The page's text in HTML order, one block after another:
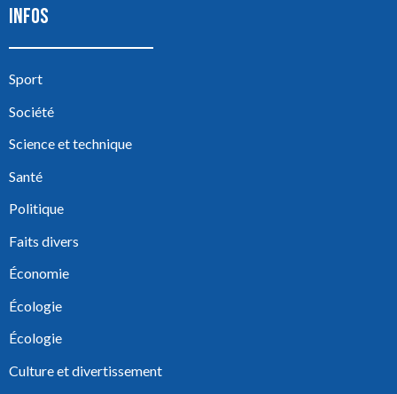
INFOS
Sport
Société
Science et technique
Santé
Politique
Faits divers
Économie
Écologie
Écologie
Culture et divertissement